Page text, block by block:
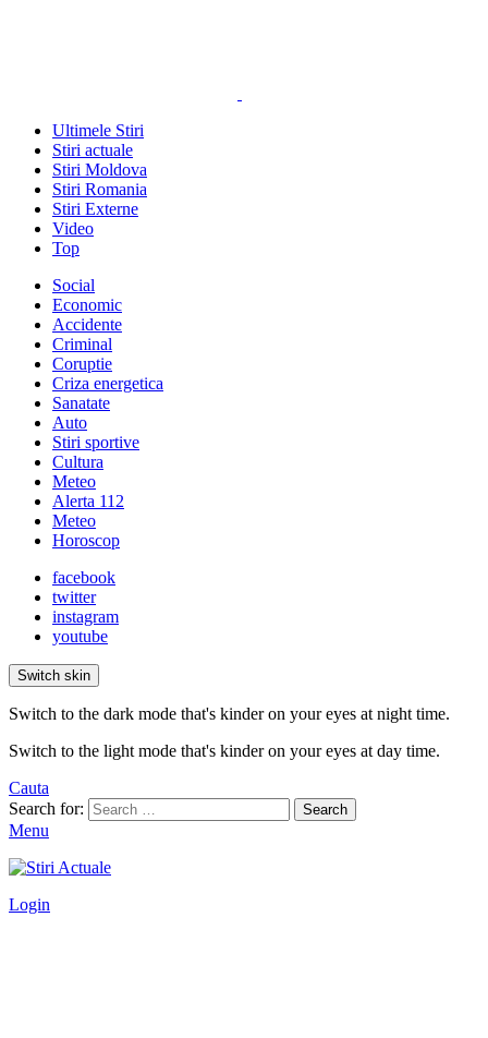
Ultimele Stiri
Stiri actuale
Stiri Moldova
Stiri Romania
Stiri Externe
Video
Top
Social
Economic
Accidente
Criminal
Coruptie
Criza energetica
Sanatate
Auto
Stiri sportive
Cultura
Meteo
Alerta 112
Meteo
Horoscop
facebook
twitter
instagram
youtube
Switch skin
Switch to the dark mode that's kinder on your eyes at night time.
Switch to the light mode that's kinder on your eyes at day time.
Cauta
Search for:
Search
Menu
Login